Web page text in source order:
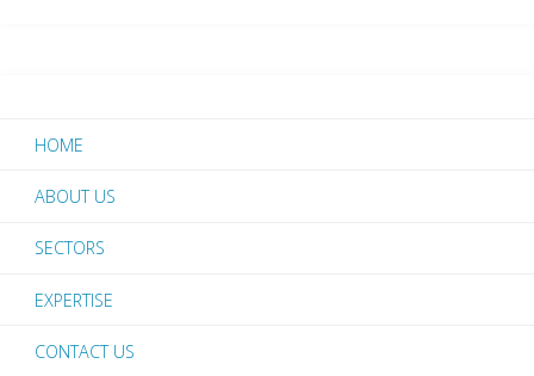
HOME
ABOUT US
SECTORS
EXPERTISE
CONTACT US